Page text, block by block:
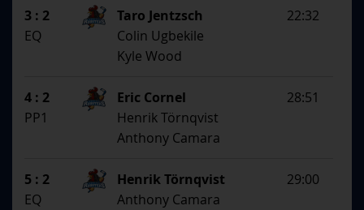
3 : 2 22:32
Taro Jentzsch
Colin Ugbekile
Kyle Wood
EQ
4 : 2 28:51
Eric Cornel
Henrik Törnqvist
Anthony Camara
PP1
5 : 2 29:00
Henrik Törnqvist
Anthony Camara
EQ